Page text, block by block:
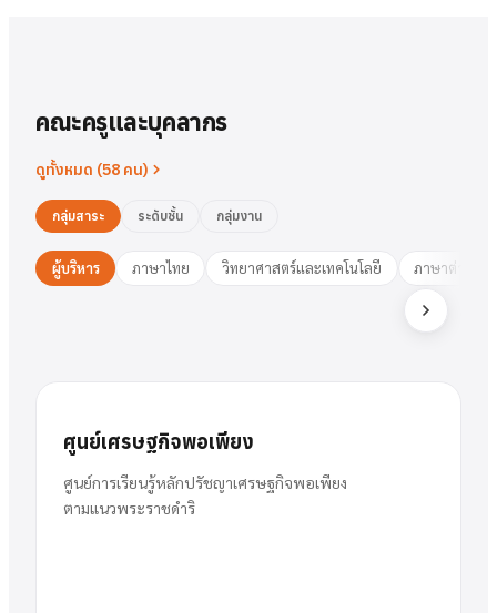
คณะครูและบุคลากร
ดูทั้งหมด (58 คน)
กลุ่มสาระ ระดับชั้น กลุ่มงาน
ผู้บริหาร ภาษาไทย วิทยาศาสตร์และเทคโนโลยี ภาษาต่างประ
นายสารัตน์ พวงเงิน
พวงเงิน
ผู้อำนวยการ
นางสาวชมพูนุท ศรีฟ้า
ศูนย์เศรษฐกิจพอเพียง
ศูนย์การเรียนรู้หลักปรัชญาเศรษฐกิจพอเพียง
ตามแนวพระราชดำริ